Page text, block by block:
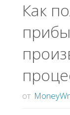
Как
от